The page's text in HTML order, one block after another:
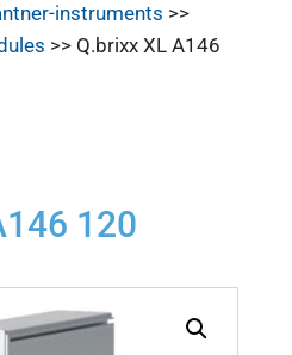
instruments >>
>> Q.brixx XL A146
120